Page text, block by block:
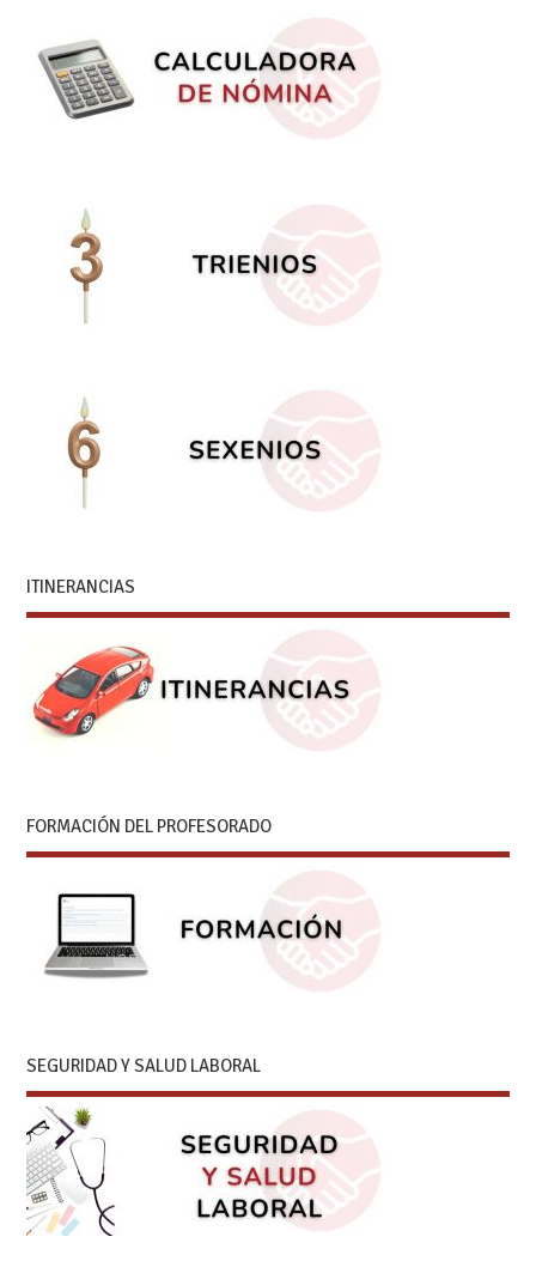
ITINERANCIAS
FORMACIÓN DEL PROFESORADO
SEGURIDAD Y SALUD LABORAL